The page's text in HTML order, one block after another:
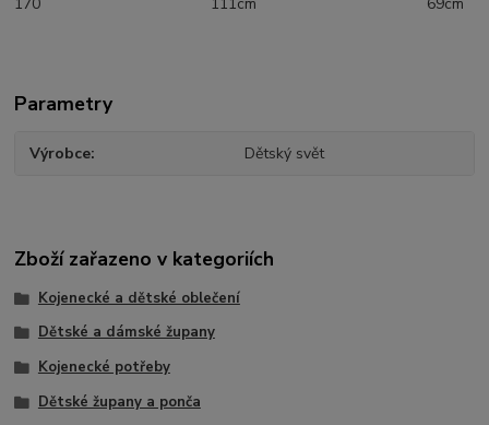
Parametry
Výrobce Dětský svět
Zboží zařazeno v kategoriích
Kojenecké a dětské oblečení
Dětské a dámské župany
Kojenecké potřeby
Dětské župany a ponča